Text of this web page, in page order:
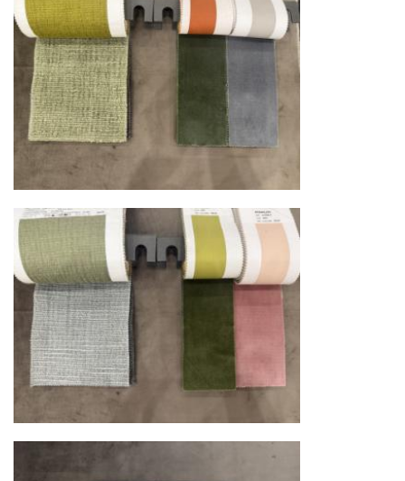
Профессиональная выгрузка
—
квалифицированные грузчики
осуществляют разгрузку с применением
специального оборудования и техники
Подъём на этажи
— доставка мебели и
дверных блоков в квартиры и офисы с
использованием лифтов или монтажных
средств
Распаковка и расстановка — специалисты
распаковывают товар и устанавливают его в
указанное место
Вывоз упаковочного материала
очистка помещения от тары и упаковки
Гарантийная проверка
— осмотр товара на
предмет повреждений и дефектов при